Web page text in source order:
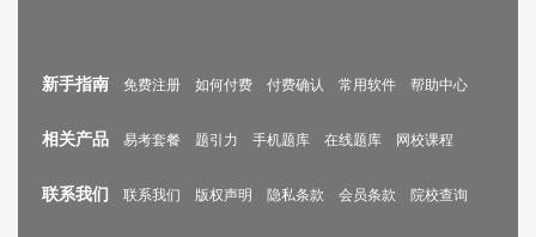
新手指南 免费注册 如何付费 付费确认 常用软件 帮助中心
相关产品 易考套餐 题引力 手机题库 在线题库 网校课程
联系我们 联系我们 版权声明 隐私条款 会员条款 院校查询